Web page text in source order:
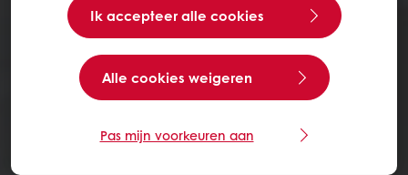
Ik accepteer alle cookies
Alle cookies weigeren
Pas mijn voorkeuren aan